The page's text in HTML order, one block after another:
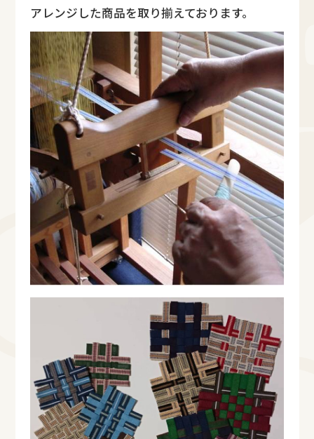
アレンジした商品を取り揃えております。